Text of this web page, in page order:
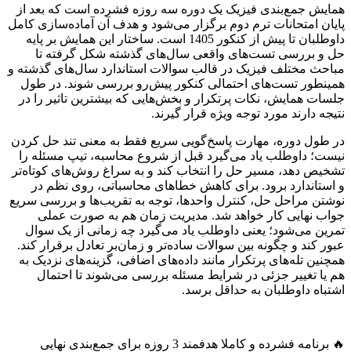
همایش جمع‌بندی فیزیک یک دوره سه ‌روزه فشرده است که بعد از
پایان امتحانات ترم دوم برگزار می‌شود و هدف آن آماده‌سازی کامل
داوطلبان تا پیش از کنکور 1405 است. ساختار این همایش بر پایه
حل و بررسی تست‌های واقعی سال‌های گذشته شکل گرفته تا
مباحث مختلف فیزیک در قالب سوالات استاندارد سال‌های گذشته و
همینطور تست‌های احتمالی کنکور پیش‌رو بررسی شوند. در طول
جلسات همایش، نکات پرتکرار و بخش‌هایی که بیشترین تاثیر را در
نتیجه دارند مورد توجه ویژه قرار ‌گیرند.
در طول دوره، مهارت پاسخ‌گویی سریع فقط به معنی تند حل کردن
نیست؛ داوطلب یاد می‌گیرد قبل از شروع محاسبه، تیپ مسئله را
تشخیص دهد، مسیر حل را انتخاب کند و به سراغ روش‌های کوتاه‌تر
و استاندارد برود. برای کاهش خطاهای محاسباتی، روی نظم در
نوشتن مراحل حل، کنترل واحدها، توجه به تقریب‌ها و بررسی سریع
جواب نهایی کار خواهد شد. مدیریت زمان هم به‌ صورت عملی
تمرین می‌شود؛ یعنی داوطلب یاد می‌گیرد چه زمانی از یک سوال
عبور کند و چگونه بین سوالات ساده‌تر و زمان‌بر تعادل برقرار کند.
همچنین تله‌های پرتکرار مانند داده‌های اضافی، گزینه‌های نزدیک به
هم یا تغییر جزئی در شرایط مسئله بررسی می‌شوند تا احتمال
اشتباه داوطلبان به حداقل برسد.
🔥 برنامه فشرده و کاملا هدفمند 3 روزه برای جمع‌بندی نهایی